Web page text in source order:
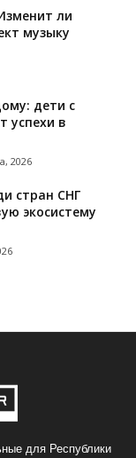
ли
музыку
дети с
успехи в
2026
стран СНГ
экосистему
для Республики